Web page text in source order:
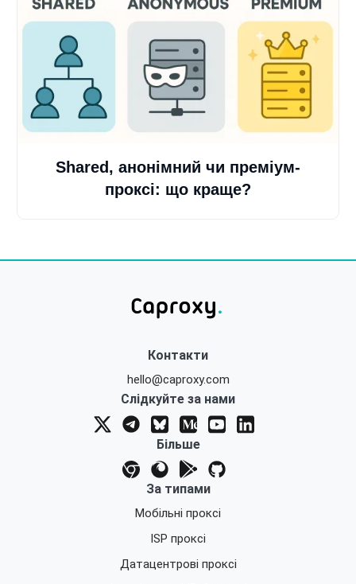
Shared, анонімний чи преміум-
проксі: що краще?
Контакти
hello@caproxy.com
Слідкуйте за нами
Більше
За типами
Мобільні проксі
ISP проксі
Датацентрові проксі